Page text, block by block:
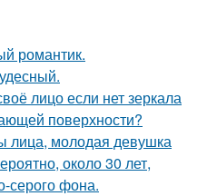
романтик.
лицо если нет зеркала
поверхности?
лица, молодая девушка
около 30 лет,
серого фона.